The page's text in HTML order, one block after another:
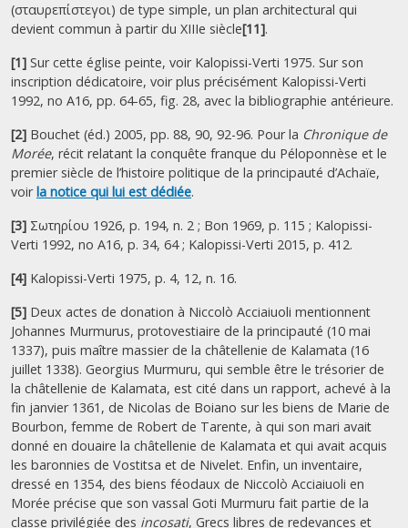
(σταυρεπίστεγοι) de type simple, un plan architectural qui
devient commun à partir du XIIIe siècle[11].
[1] Sur cette église peinte, voir Kalopissi-Verti 1975. Sur son
inscription dédicatoire, voir plus précisément Kalopissi-Verti
1992, no A16, pp. 64-65, fig. 28, avec la bibliographie antérieure.
[2] Bouchet (éd.) 2005, pp. 88, 90, 92-96. Pour la Chronique de
Morée, récit relatant la conquête franque du Péloponnèse et le
premier siècle de l’histoire politique de la principauté d’Achaïe,
voir la notice qui lui est dédiée.
[3] Σωτηρίου 1926, p. 194, n. 2 ; Bon 1969, p. 115 ; Kalopissi-
Verti 1992, no A16, p. 34, 64 ; Kalopissi-Verti 2015, p. 412.
[4] Kalopissi-Verti 1975, p. 4, 12, n. 16.
[5] Deux actes de donation à Niccolò Acciaiuoli mentionnent
Johannes Murmurus, protovestiaire de la principauté (10 mai
1337), puis maître massier de la châtellenie de Kalamata (16
juillet 1338). Georgius Murmuru, qui semble être le trésorier de
la châtellenie de Kalamata, est cité dans un rapport, achevé à la
fin janvier 1361, de Nicolas de Boiano sur les biens de Marie de
Bourbon, femme de Robert de Tarente, à qui son mari avait
donné en douaire la châtellenie de Kalamata et qui avait acquis
les baronnies de Vostitsa et de Nivelet. Enfin, un inventaire,
dressé en 1354, des biens féodaux de Niccolò Acciaiuoli en
Morée précise que son vassal Goti Murmuru fait partie de la
classe privilégiée des incosati, Grecs libres de redevances et